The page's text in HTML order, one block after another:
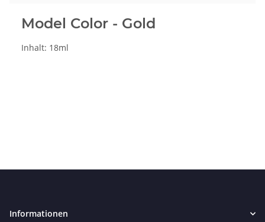
Model Color - Gold
Inhalt: 18ml
Informationen